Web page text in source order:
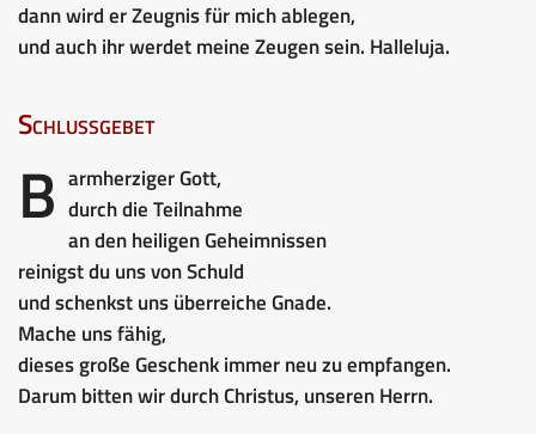
dann wird er Zeugnis für mich ablegen,
und auch ihr werdet meine Zeugen sein. Halleluja.
Schlussgebet
B armherziger Gott,
durch die Teilnahme
an den heiligen Geheimnissen
reinigst du uns von Schuld
und schenkst uns überreiche Gnade.
Mache uns fähig,
dieses große Geschenk immer neu zu empfangen.
Darum bitten wir durch Christus, unseren Herrn.